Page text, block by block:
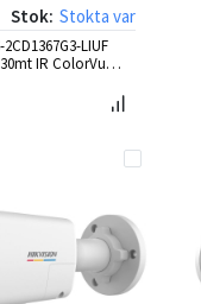
Stok: Stokta var
LIUF
IR ColorVu